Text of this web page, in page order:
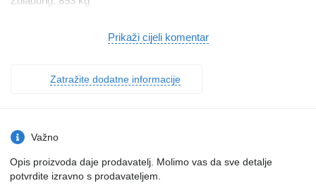
Ehemalige unverbindliche Preisempfehlung des
Nichtraucher
2-Wege-Lautsprecher vorn
BlueEFFICIENCY-Paket
ASSISTENZSYSTEME
Totwinkel-Assistent
Mercedes-Benz Notrufsystem
Prikaži cijeli komentar
Zatražite dodatne informacije
Važno
Opis proizvoda daje prodavatelj. Molimo vas da sve detalje
potvrdite izravno s prodavateljem.